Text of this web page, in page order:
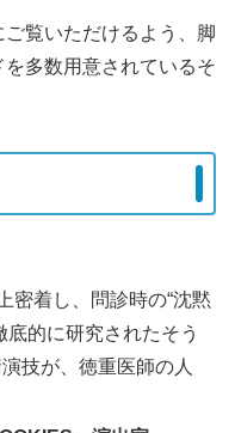
覧いただけるよう、脚
多数用意されているそ
着し、問診時の“沈黙
底的に研究されたそう
技が、徳重医師の人